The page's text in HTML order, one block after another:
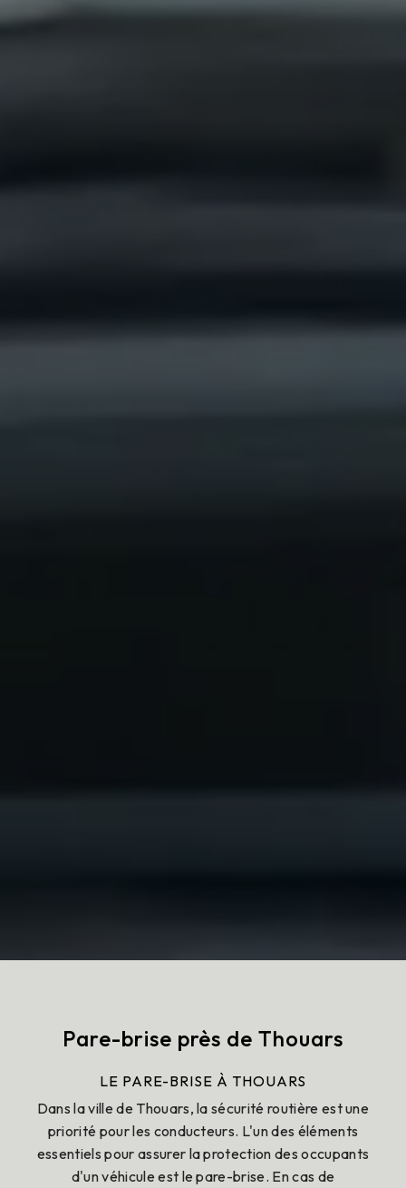
Pare-brise près de Thouars
LE PARE-BRISE À THOUARS
Dans la ville de Thouars, la sécurité routière est une
priorité pour les conducteurs. L'un des éléments
essentiels pour assurer la protection des occupants
d'un véhicule est le pare-brise. En cas de